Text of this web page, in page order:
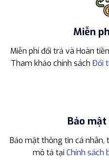
Miễn
Miễn phí đổi trả và Hoàn
Tham khảo chính sách Đổi
Bảo
Bảo mật thông tin cá nhân,
mô tả tại Chính sách